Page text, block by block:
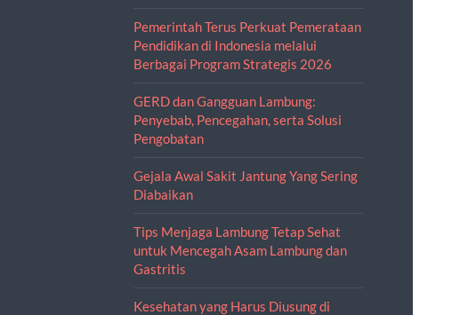
Pemerintah Terus Perkuat Pemerataan
Pendidikan di Indonesia melalui
Berbagai Program Strategis 2026
GERD dan Gangguan Lambung:
Penyebab, Pencegahan, serta Solusi
Pengobatan
Gejala Awal Sakit Jantung Yang Sering
Diabaikan
Tips Menjaga Lambung Tetap Sehat
untuk Mencegah Asam Lambung dan
Gastritis
Kesehatan yang Harus Diusung di